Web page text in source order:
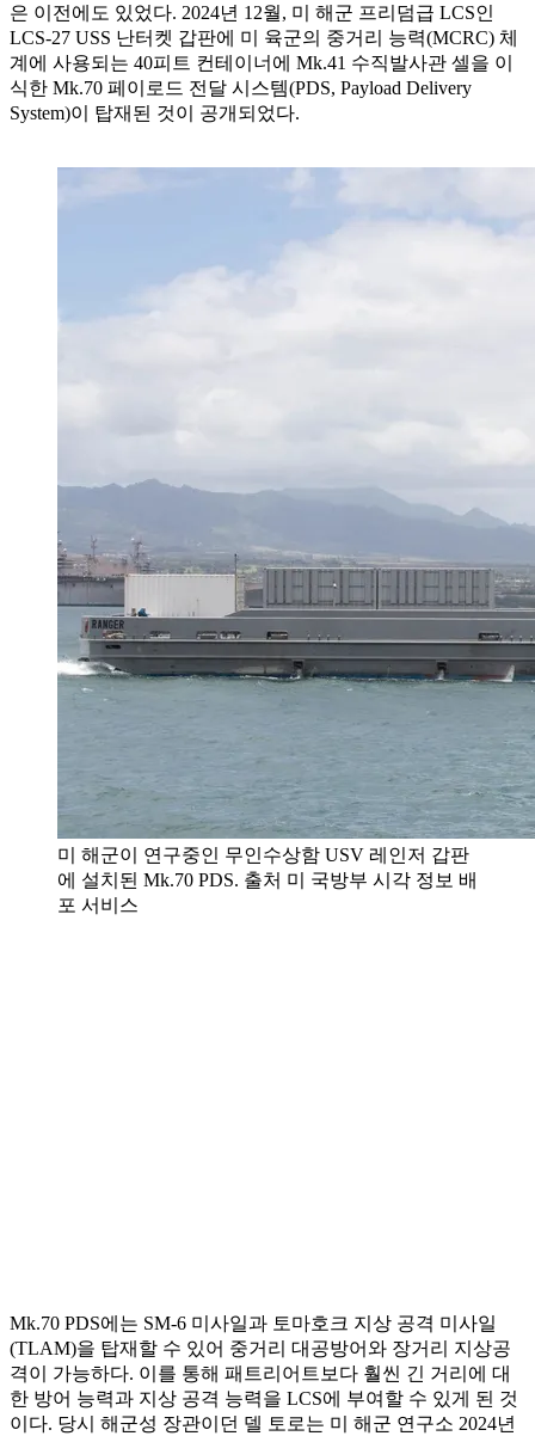
은 이전에도 있었다. 2024년 12월, 미 해군 프리덤급 LCS인
LCS-27 USS 난터켓 갑판에 미 육군의 중거리 능력(MCRC) 체
계에 사용되는 40피트 컨테이너에 Mk.41 수직발사관 셀을 이
식한 Mk.70 페이로드 전달 시스템(PDS, Payload Delivery
System)이 탑재된 것이 공개되었다.
미 해군이 연구중인 무인수상함 USV 레인저 갑판
에 설치된 Mk.70 PDS. 출처 미 국방부 시각 정보 배
포 서비스
Mk.70 PDS에는 SM-6 미사일과 토마호크 지상 공격 미사일
(TLAM)을 탑재할 수 있어 중거리 대공방어와 장거리 지상공
격이 가능하다. 이를 통해 패트리어트보다 훨씬 긴 거리에 대
한 방어 능력과 지상 공격 능력을 LCS에 부여할 수 있게 된 것
이다. 당시 해군성 장관이던 델 토로는 미 해군 연구소 2024년